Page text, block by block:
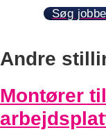
Søg
Andre
Montører